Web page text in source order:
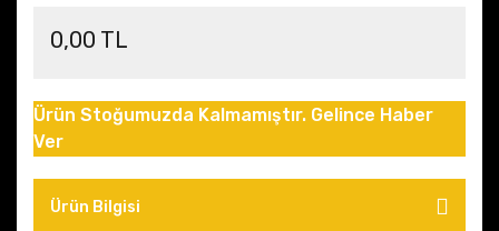
0,00 TL
Ürün Stoğumuzda Kalmamıştır. Gelince Haber
Ver
Ürün Bilgisi